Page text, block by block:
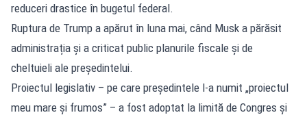
reduceri drastice în bugetul federal.
Ruptura de Trump a apărut în luna mai, când Musk a părăsit
administrația și a criticat public planurile fiscale și de
cheltuieli ale președintelui.
Proiectul legislativ – pe care președintele l-a numit „proiectul
meu mare și frumos” – a fost adoptat la limită de Congres și